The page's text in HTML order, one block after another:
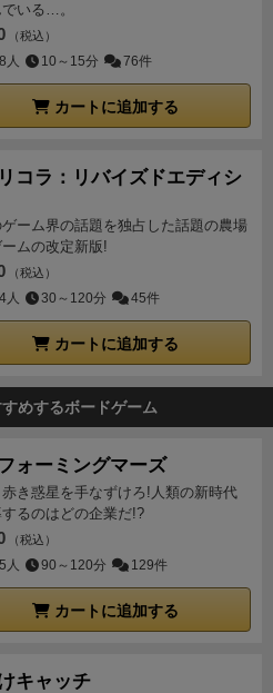
いる…。
（税込）
人 10～15分 76件
カートに追加する
コラ：リバイズドエディシ
ーム界の話題を独占した話題の農場
ムの改定新版!
（税込）
人 30～120分 45件
カートに追加する
めするボードゲーム
ォーミングマーズ
き惑星を手なずけろ!人類の新時代
るのはどの企業だ!?
（税込）
人 90～120分 129件
カートに追加する
キャッチ